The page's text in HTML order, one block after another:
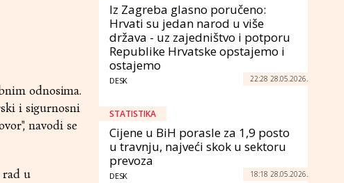
odnosima.
i sigurnosni
navodi se
rad u
Iz Zagreba glasno poručeno:
Hrvati su jedan narod u više
država - uz zajedništvo i potporu
Republike Hrvatske opstajemo i
ostajemo
DESK 22:28 28.05.2026.
STATISTIKA
Cijene u BiH porasle za 1,9 posto
u travnju, najveći skok u sektoru
prevoza
DESK 18:18 28.05.2026.